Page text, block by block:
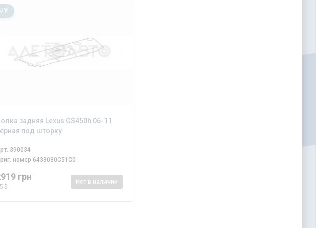
задняя Lexus GS450h 06-11
под шторку
У
390034
номер 6433030C51C0
грн
$
Нет в наличии